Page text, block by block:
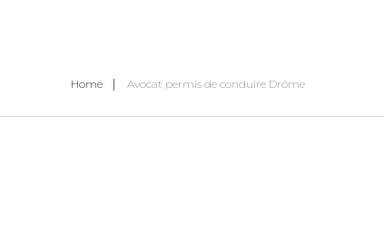
Home Avocat permis de conduire Drôme